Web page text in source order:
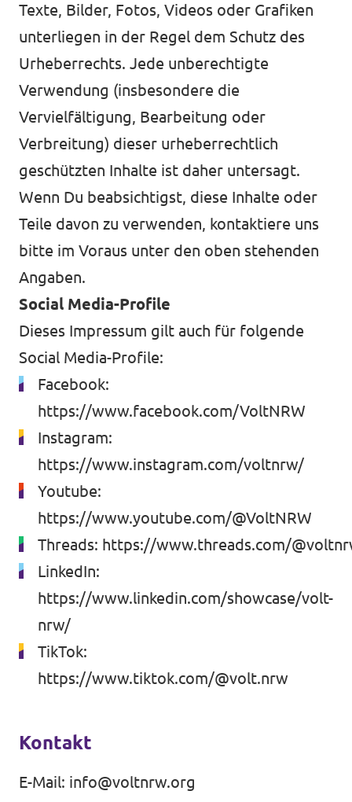
Texte, Bilder, Fotos, Videos oder Grafiken
unterliegen in der Regel dem Schutz des
Urheberrechts. Jede unberechtigte
Verwendung (insbesondere die
Vervielfältigung, Bearbeitung oder
Verbreitung) dieser urheberrechtlich
geschützten Inhalte ist daher untersagt.
Wenn Du beabsichtigst, diese Inhalte oder
Teile davon zu verwenden, kontaktiere uns
bitte im Voraus unter den oben stehenden
Angaben.
Social Media-Profile
Dieses Impressum gilt auch für folgende
Social Media-Profile:
Facebook:
https://www.facebook.com/VoltNRW
Instagram:
https://www.instagram.com/voltnrw/
Youtube:
https://www.youtube.com/@VoltNRW
Threads: https://www.threads.com/
LinkedIn:
https://www.linkedin.com/showcase/volt-
nrw/
TikTok:
https://www.tiktok.com/@volt.nrw
Kontakt
E-Mail: info@voltnrw.org